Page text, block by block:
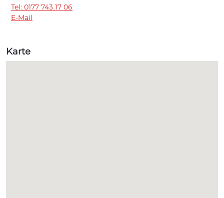
Tel: 0177 743 17 06
E-Mail
Karte